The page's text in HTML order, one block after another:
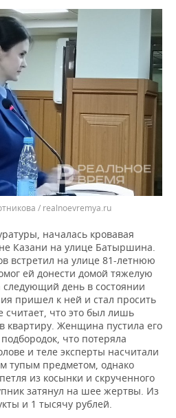
/ realnoevremya.ru
началась кровавая
Казани на улице Батыршина.
встретил на улице 81-летнюю
ей донести домой тяжелую
следующий день в состоянии
пришел к ней и стал просить
считает, что это был лишь
квартиру. Женщина пустила его
что потеряла
и теле эксперты насчитали
тупым предметом, однако
из косынки и скрученного
затянул на шее жертвы. Из
и 1 тысячу рублей.